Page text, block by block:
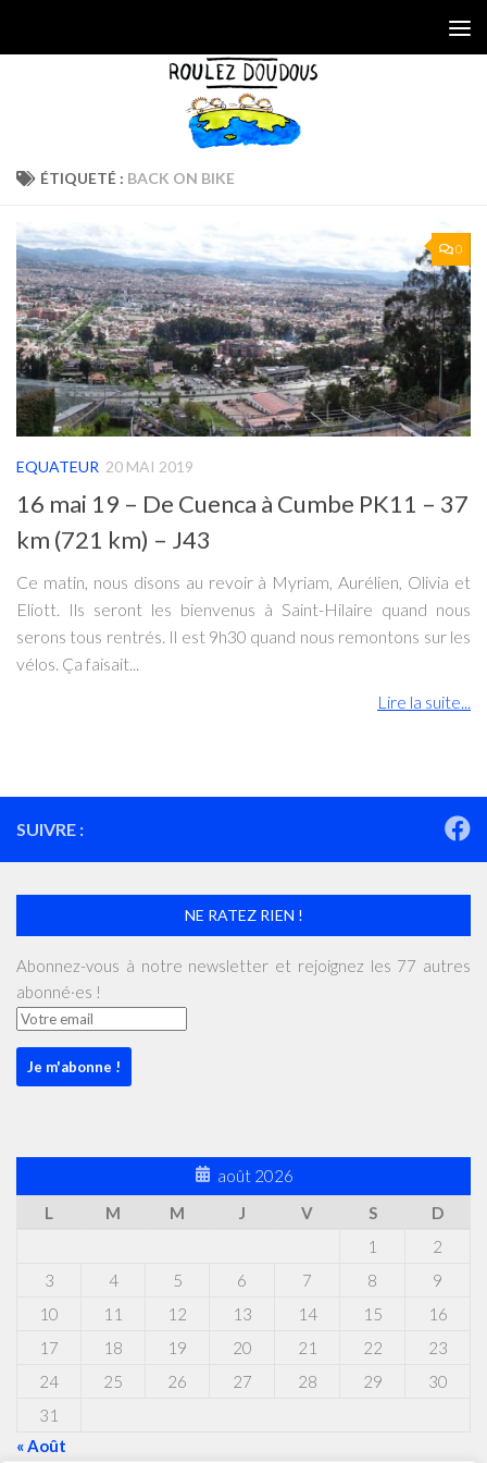
ÉTIQUETÉ : BACK ON BIKE
0
EQUATEUR 20 MAI 2019
16 mai 19 – De Cuenca à Cumbe PK11 – 37
km (721 km) – J43
Ce matin, nous disons au revoir à Myriam, Aurélien, Olivia et
Eliott. Ils seront les bienvenus à Saint-Hilaire quand nous
serons tous rentrés. Il est 9h30 quand nous remontons sur les
vélos. Ça faisait...
Lire la suite...
SUIVRE :
NE RATEZ RIEN !
Abonnez-vous à notre newsletter et rejoignez les 77 autres
abonné·es !
août 2026
L
M M J V S
D
1
2
3
4 5 6 7 8
9
10
11 12 13 14 15
16
17
18 19 20 21 22
23
24
25 26 27 28 29
30
31
« Août